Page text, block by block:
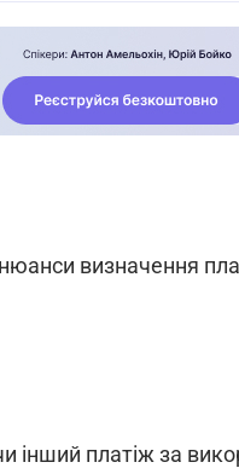
визначення
інший платіж за